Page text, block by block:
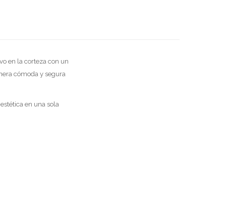
en la corteza con un
cómoda y segura
en una sola